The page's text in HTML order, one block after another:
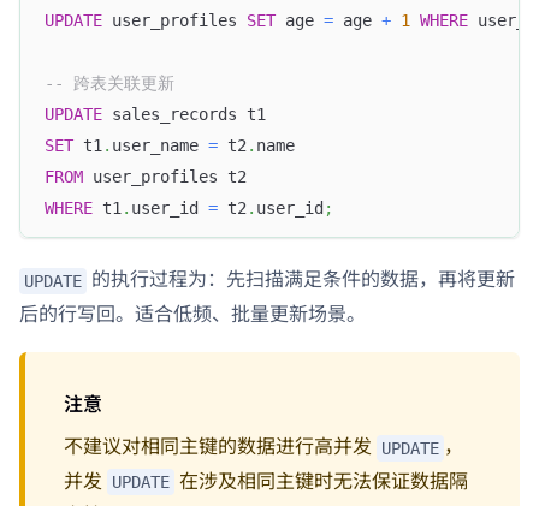
UPDATE user_profiles SET age = age + 1 WHERE
-- 跨表关联更新
UPDATE sales_records t1
SET t1 . user_name = t2 . name
FROM user_profiles t2
WHERE t1 . user_id = t2 . user_id ;
UPDATE 的执行过程为：先扫描满足条件的数据，再将更新
后的行写回。适合低频、批量更新场景。
注意
不建议对相同主键的数据进行高并发
UPDATE ，
并发
UPDATE 在涉及相同主键时无法保证数据隔